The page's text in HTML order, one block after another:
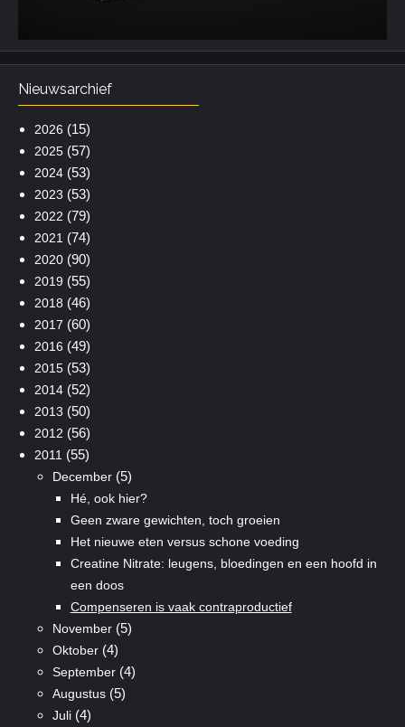
Nieuwsarchief
2026 (15)
2025(57)
2024(53)
2023 (53)
2022 (79)
2021 (74)
2020(90)
2019 (55)
2018 (46)
2017 (60)
2016 (49)
2015(53)
2014(52)
2013 (50)
2012 (56)
2011 (55)
December(5)
Hé, ook hier?
Geen zware gewichten, toch groeien
Het nieuwe eten versus schone voeding
Creatine Nitrate: leugens, bloedingen en een hoofd in
een doos
Compenseren is vaak contraproductief
November(5)
Oktober(4)
September(4)
Augustus(5)
Juli(4)